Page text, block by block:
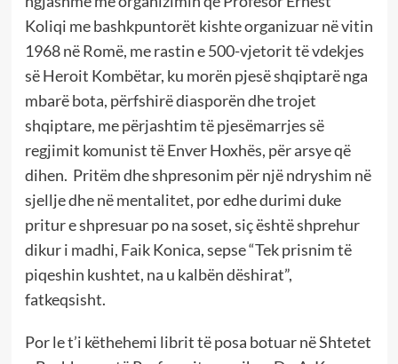
Koliqi me bashkpuntorët kishte organizuar në vitin
1968 në Romë, me rastin e 500-vjetorit të vdekjes
së Heroit Kombëtar, ku morën pjesë shqiptarë nga
mbarë bota, përfshirë diasporën dhe trojet
shqiptare, me përjashtim të pjesëmarrjes së
regjimit komunist të Enver Hoxhës, për arsye që
dihen. Pritëm dhe shpresonim për një ndryshim në
sjellje dhe në mentalitet, por edhe durimi duke
pritur e shpresuar po na soset, siç është shprehur
dikur i madhi, Faik Konica, sepse “Tek prisnim të
piqeshin kushtet, na u kalbën dëshirat”,
fatkeqsisht.
Por le t’i këthehemi librit të posa botuar në Shtetet